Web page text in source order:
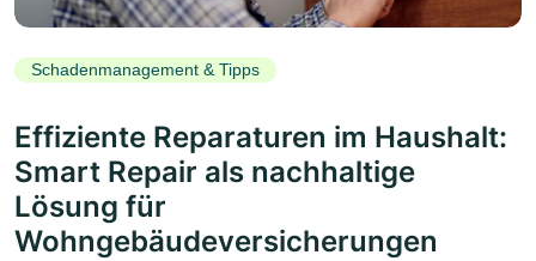
Schadenmanagement & Tipps
Effiziente Reparaturen im Haushalt:
Smart Repair als nachhaltige
Lösung für
Wohngebäudeversicherungen